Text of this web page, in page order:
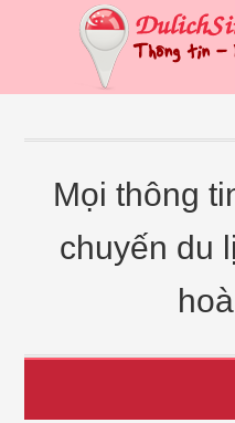
Mọi thông
chuyến du